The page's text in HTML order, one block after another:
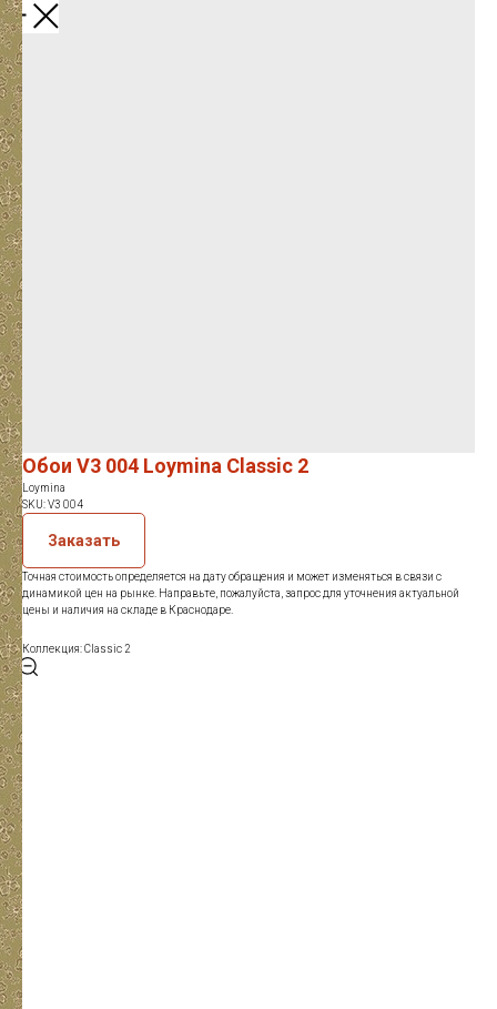
Закрыть
Обои V3 004 Loymina Classic 2
Loymina
SKU:V3 004
Заказать
Точная стоимость определяется на дату обращения и может изменяться в связи с
динамикой цен на рынке. Направьте, пожалуйста, запрос для уточнения актуальной
цены и наличия на складе в Краснодаре.
Коллекция: Classic 2